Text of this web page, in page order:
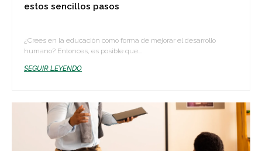
estos sencillos pasos
¿Crees en la educación como forma de mejorar el desarrollo
humano? Entonces, es posible que...
SEGUIR LEYENDO